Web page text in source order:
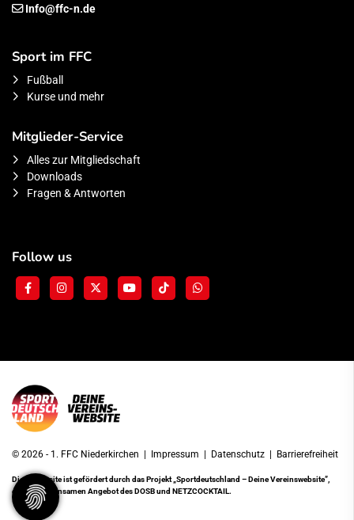
Info@ffc-n.de
Sport im FFC
Fußball
Kurse und mehr
Mitglieder-Service
Alles zur Mitgliedschaft
Downloads
Fragen & Antworten
Follow us
© 2026 - 1. FFC Niederkirchen | Impressum | Datenschutz | Barrierefreiheit
Diese Website ist gefördert durch das Projekt„Sportdeutschland – Deine Vereinswebsite”,
einem gemeinsamen Angebot des DOSB und NETZCOCKTAIL.